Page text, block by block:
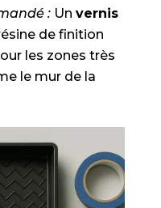
:Un vernis
de finition
les zones très
le mur de la